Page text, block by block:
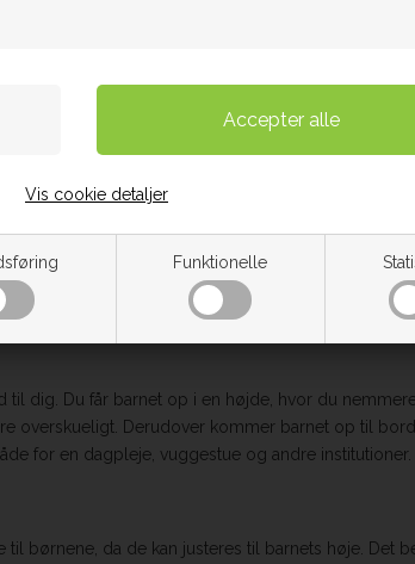
Funktionelle
Vis cookie detaljer
modeller i god kvalitet. Skynd dig ind og tag et
ikke kan. Det er realiteten for et barn,
meget mere end en stol, og med mange børn
dig. Du får barnet op i en højde, hvor du
Derudover kommer barnet op til
for en dagpleje, vuggestue og andre institutioner.
børnene, da de kan justeres til barnets høje. Det